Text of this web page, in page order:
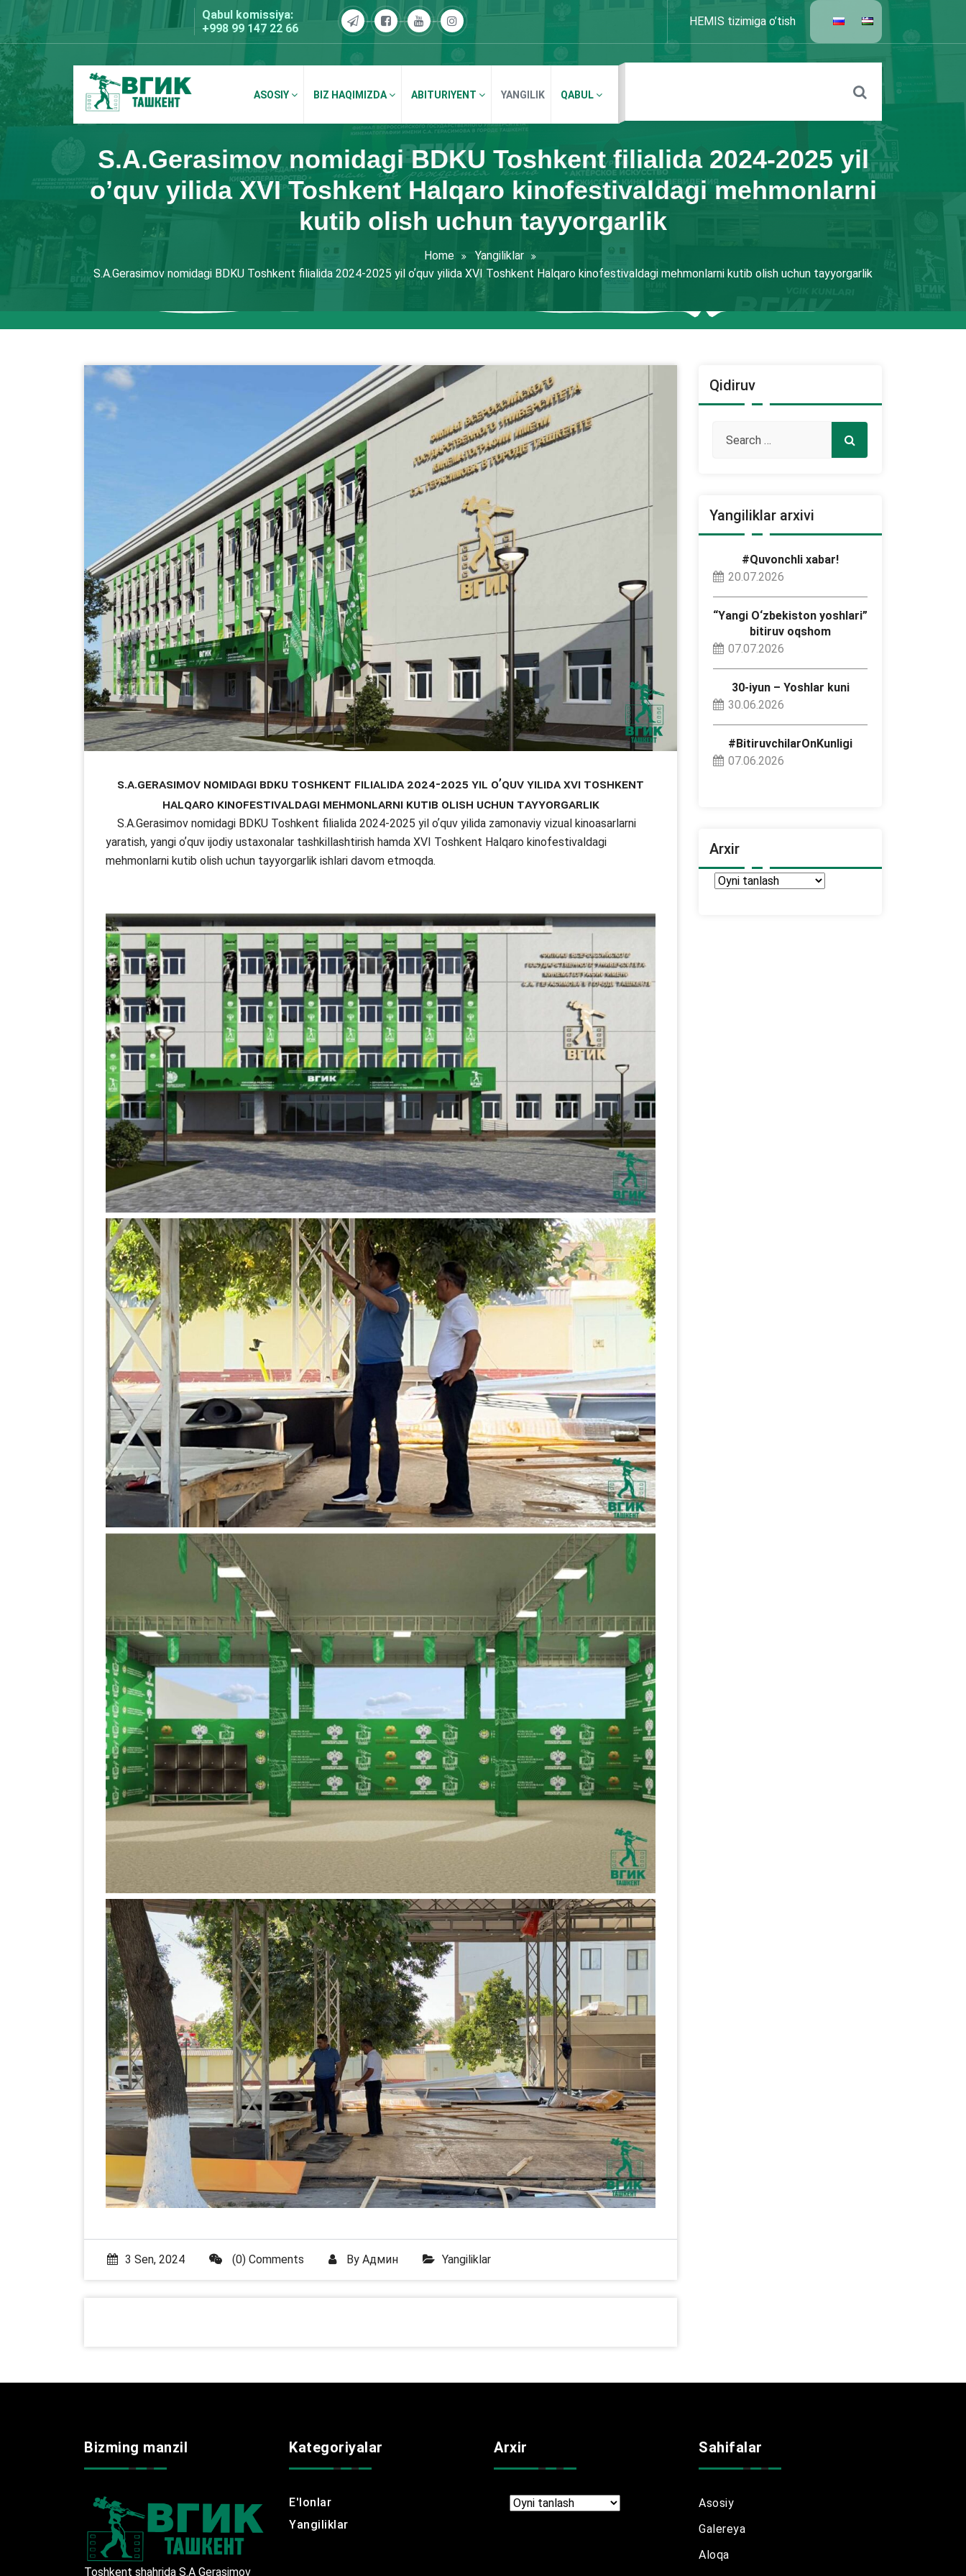
content
Qabul komissiya:
+998 99 147 22 66
HEMIS tizimiga o’tish
BDKU Toshkent
ASOSIY BIZ HAQIMIZDA ABITURIYENT YANGILIK QABUL
S.A.Gerasimov nomidagi BDKU Toshkent filialida 2024-2025 yil
oʼquv yilida XVI Toshkent Halqaro kinofestivaldagi mehmonlarni
kutib olish uchun tayyorgarlik
Home
Yangiliklar
S.A.Gerasimov nomidagi BDKU Toshkent filialida 2024-2025 yil oʼquv yilida XVI Toshkent Halqaro kinofestivaldagi mehmonlarni kutib olish uchun tayyorgarlik
S.A.Gerasimov nomidagi BDKU Toshkent filialida 2024-2025 yil oʼquv yilida XVI Toshkent
Halqaro kinofestivaldagi mehmonlarni kutib olish uchun tayyorgarlik
S.A.Gerasimov nomidagi BDKU Toshkent filialida 2024-2025 yil oʼquv yilida zamonaviy vizual kinoasarlarni
yaratish, yangi oʼquv ijodiy ustaxonalar tashkillashtirish hamda XVI Toshkent Halqaro kinofestivaldagi
mehmonlarni kutib olish uchun tayyorgarlik ishlari davom etmoqda.
3 Sen, 2024 (0) Comments By Админ Yangiliklar
Qidiruv
Yangiliklar arxivi
#Quvonchli xabar!
20.07.2026
“Yangi O‘zbekiston yoshlari”
bitiruv oqshom
07.07.2026
30-iyun – Yoshlar kuni
30.06.2026
#BitiruvchilarOnKunligi
07.06.2026
Arxir
Arxir
Bizming manzil
Toshkent shahrida S.A Gerasimov
Kategoriyalar
E'lonlar
Yangiliklar
Arxir
Arxir
Sahifalar
Asosiy
Galereya
Aloqa